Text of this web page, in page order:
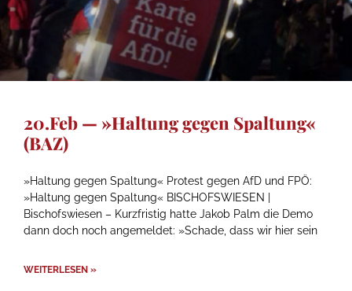
20.Feb — »Haltung gegen Spaltung«
(BAZ)
»Haltung gegen Spaltung« Protest gegen AfD und FPÖ:
»Haltung gegen Spaltung« BISCHOFSWIESEN |
Bischofswiesen – Kurzfristig hatte Jakob Palm die Demo
dann doch noch angemeldet: »Schade, dass wir hier sein
WEITERLESEN »